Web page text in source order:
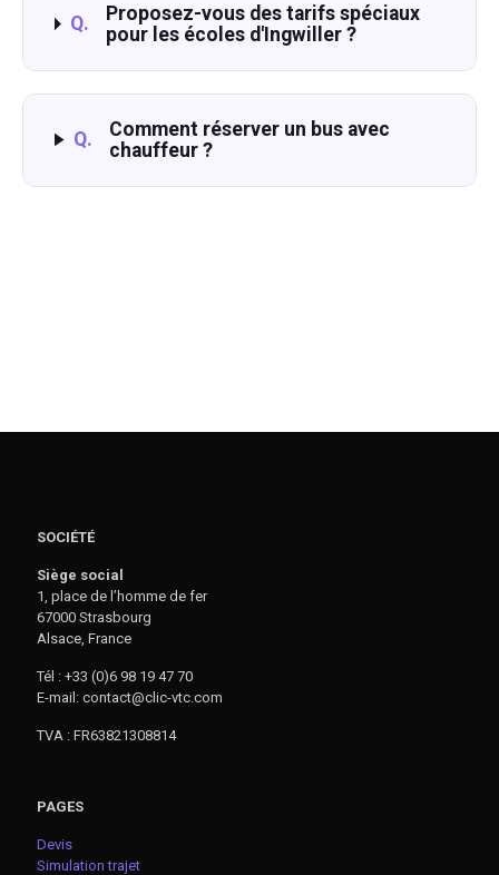
Q.
Proposez-vous des tarifs spéciaux
pour les écoles d'Ingwiller ?
Q.
Comment réserver un bus avec
chauffeur ?
SOCIÉTÉ
Siège social
1, place de l’homme de fer
67000 Strasbourg
Alsace, France
Tél : +33 (0)6 98 19 47 70
E-mail: contact@clic-vtc.com
TVA : FR63821308814
PAGES
Devis
Simulation trajet